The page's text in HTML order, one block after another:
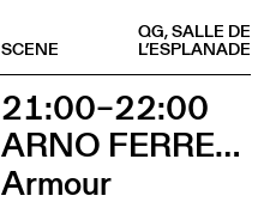
QG, SALLE DE
L’ESPLANADE
SCENE
21:00–22:00
ARNO FERRERA & GILLES POLET
Armour